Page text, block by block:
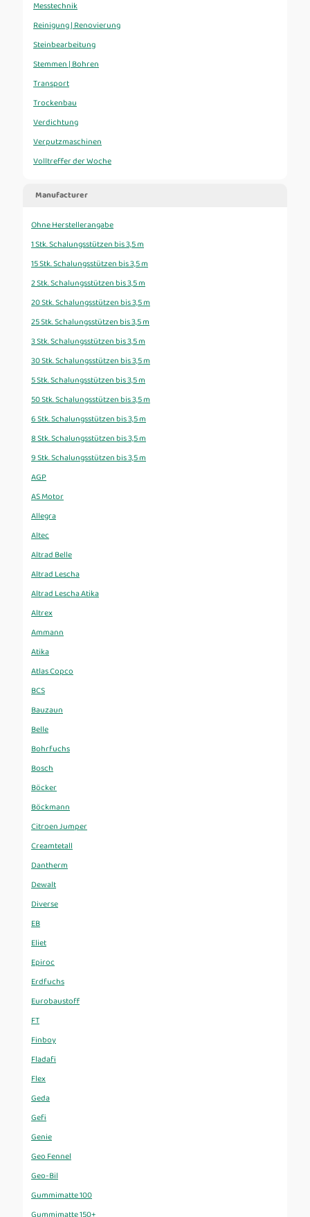
Messtechnik
Reinigung | Renovierung
Steinbearbeitung
Stemmen | Bohren
Transport
Trockenbau
Verdichtung
Verputzmaschinen
Volltreffer der Woche
Manufacturer
Ohne Herstellerangabe
1 Stk. Schalungsstützen bis 3,5 m
15 Stk. Schalungsstützen bis 3,5 m
2 Stk. Schalungsstützen bis 3,5 m
20 Stk. Schalungsstützen bis 3,5 m
25 Stk. Schalungsstützen bis 3,5 m
3 Stk. Schalungsstützen bis 3,5 m
30 Stk. Schalungsstützen bis 3,5 m
5 Stk. Schalungsstützen bis 3,5 m
50 Stk. Schalungsstützen bis 3,5 m
6 Stk. Schalungsstützen bis 3,5 m
8 Stk. Schalungsstützen bis 3,5 m
9 Stk. Schalungsstützen bis 3,5 m
AGP
AS Motor
Allegra
Altec
Altrad Belle
Altrad Lescha
Altrad Lescha Atika
Altrex
Ammann
Atika
Atlas Copco
BCS
Bauzaun
Belle
Bohrfuchs
Bosch
Böcker
Böckmann
Citroen Jumper
Creamtetall
Dantherm
Dewalt
Diverse
EB
Eliet
Epiroc
Erdfuchs
Eurobaustoff
FT
Finboy
Fladafi
Flex
Geda
Gefi
Genie
Geo Fennel
Geo-Bil
Gummimatte 100